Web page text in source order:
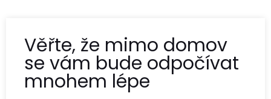
Věřte, že mimo domov
se vám bude odpočívat
mnohem lépe